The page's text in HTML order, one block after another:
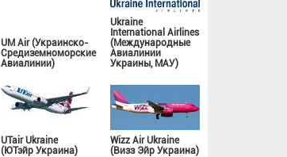
UM Air (Украинско-
Средиземноморские
Авиалинии)
Ukraine
International Airlines
(Международные
Авиалинии
Украины, МАУ)
UTair Ukraine
(ЮТэйр Украина)
Wizz Air Ukraine
(Визз Эйр Украина)